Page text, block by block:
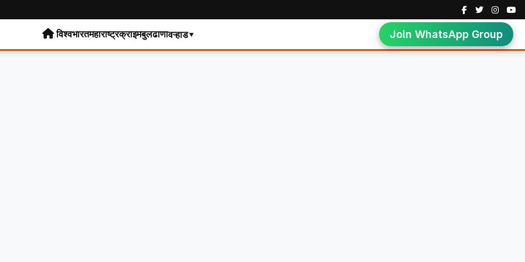
विश्वभारतमहाराष्ट्रक्राइमबुलढाणावऱ्हाड▾ Join WhatsApp Group